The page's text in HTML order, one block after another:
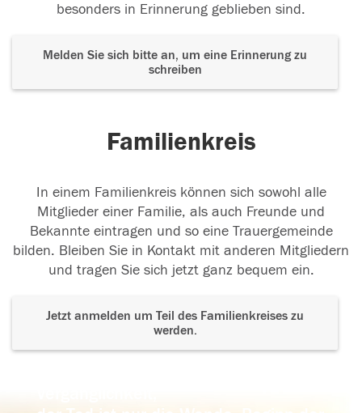
besonders in Erinnerung geblieben sind.
Melden Sie sich bitte an, um eine Erinnerung zu
schreiben
Familienkreis
In einem Familienkreis können sich sowohl alle
Mitglieder einer Familie, als auch Freunde und
Bekannte eintragen und so eine Trauergemeinde
bilden. Bleiben Sie in Kontakt mit anderen Mitgliedern
und tragen Sie sich jetzt ganz bequem ein.
Jetzt anmelden um Teil des Familienkreises zu
werden.